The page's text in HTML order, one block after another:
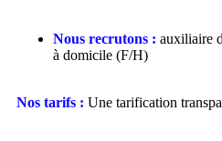
Nous recrutons : auxiliaire
à domicile (F/H)
Nos tarifs : Une tarification